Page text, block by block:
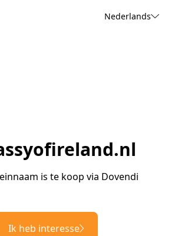
Nederlands
is te koop via Dovendi
Ik heb interesse